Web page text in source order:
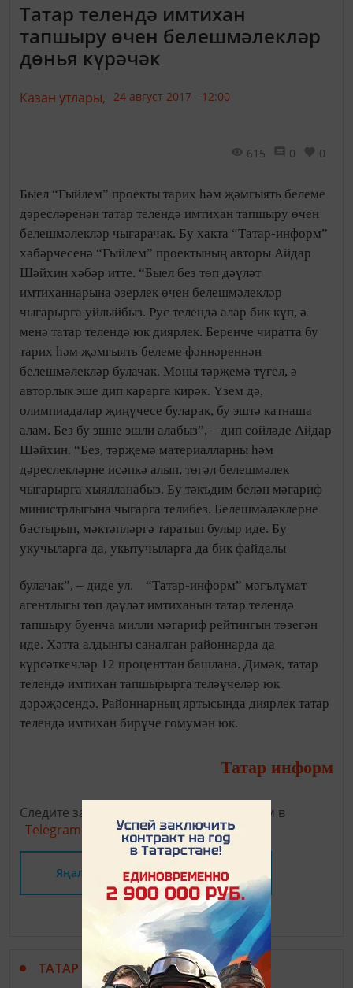
Татар телендә имтихан
тапшыру өчен белешмәлекләр
дөнья күрәчәк
Казан утлары, 24 август 2017 - 12:00
615 0 0
Быел “Гыйлем” проекты тарих һәм җәмгыять белеме
дәресләренән татар телендә имтихан тапшыру өчен
белешмәлекләр чыгарачак. Бу хакта “Татар-информ”
хәбәрчесенә “Гыйлем” проектының авторы Айдар
Шәйхин хәбәр итте. “Быел без төп дәүләт
имтиханнарына әзерлек өчен белешмәлекләр
чыгарырга уйлыйбыз. Рус телендә алар бик күп, ә
менә татар телендә юк диярлек. Беренче чиратта бу
тарих һәм җәмгыять белеме фәннәреннән
белешмәлекләр булачак. Моны тәрҗемә түгел, ә
авторлык эше дип карарга кирәк. Үзем дә,
олимпиадалар җиңүчесе буларак, бу эштә катнаша
алам. Без бу эшне эшли алабыз”, – дип сөйләде Айдар
Шәйхин. “Без, тәрҗемә материалларны һәм
дәреслекләрне исәпкә алып, төгәл белешмәлек
чыгарырга хыялланабыз. Бу тәкъдим белән мәгариф
министрлыгына чыгарга телибез. Белешмәләклерне
бастырып, мәктәпләргә таратып булыр иде. Бу
укучыларга да, укытучыларга да бик файдалы
булачак”, – диде ул.
“Татар-информ” мәгълүмат
агентлыгы төп дәүләт имтиханын татар телендә
тапшыру буенча милли мәгариф рейтингын төзегән
иде. Хәтта алдынгы саналган районнарда да
күрсәткечләр 12 проценттан башлана. Димәк, татар
телендә имтихан тапшырырга теләүчеләр юк
дәрәҗәсендә. Районнарның яртысында диярлек татар
телендә имтихан бирүче гомумән юк.
Татар информ
Следите за самым важным и интересным в
Telegram-канале Татмедиа
Яңалыклар битенә керегез
ТАТАР МАТБУГАТЫ